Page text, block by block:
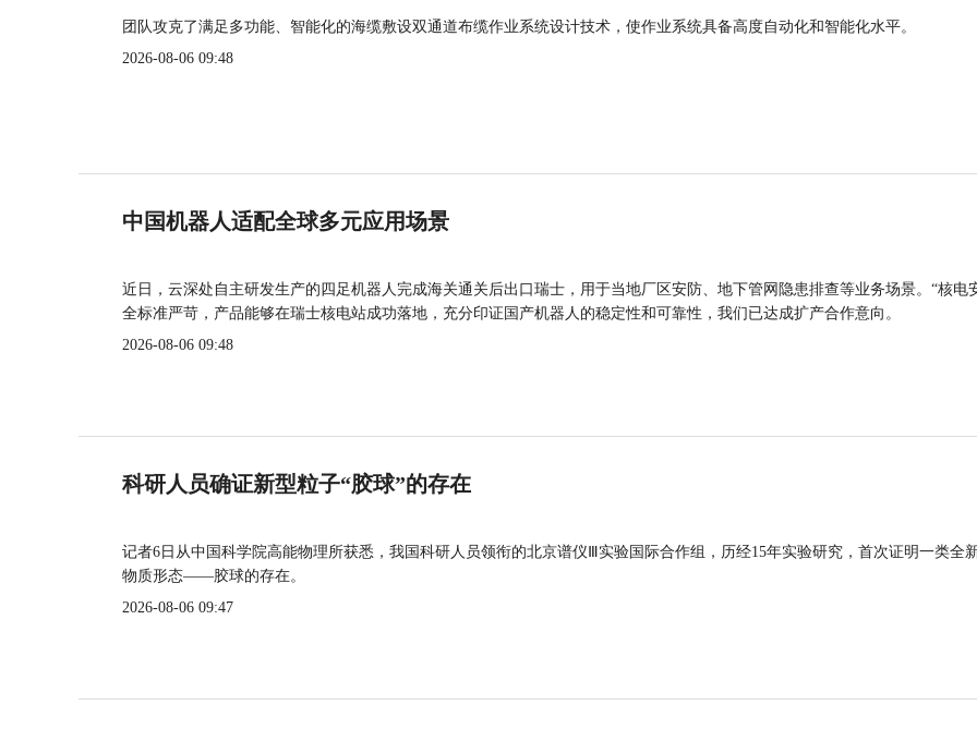
团队攻克了满足多功能、智能化的海缆敷设双通道布缆作业系统设计技术，使作业系统具备高度自动化和智能化水平。
2026-08-06 09:48
中国机器人适配全球多元应用场景
近日，云深处自主研发生产的四足机器人完成海关通关后出口瑞士，用于当地厂区安防、地下管网隐患排查等业务场景。“核电
全标准严苛，产品能够在瑞士核电站成功落地，充分印证国产机器人的稳定性和可靠性，我们已达成扩产合作意向。
2026-08-06 09:48
科研人员确证新型粒子“胶球”的存在
记者6日从中国科学院高能物理所获悉，我国科研人员领衔的北京谱仪Ⅲ实验国际合作组，历经15年实验研究，首次证明一类全
物质形态——胶球的存在。
2026-08-06 09:47